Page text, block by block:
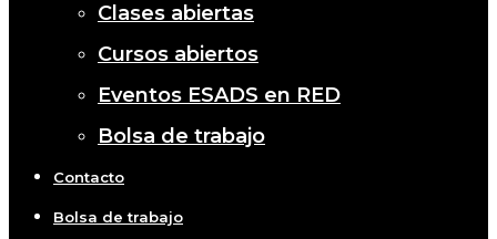
Clases abiertas
Cursos abiertos
Eventos ESADS en RED
Bolsa de trabajo
Contacto
Bolsa de trabajo